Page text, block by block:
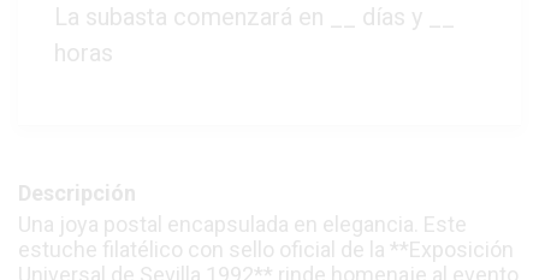
La subasta comenzará en días y
horas
Descripción
Una joya postal encapsulada en elegancia. Este
estuche filatélico con sello oficial de la **Exposición
Universal de Sevilla 1992** rinde homenaje al evento